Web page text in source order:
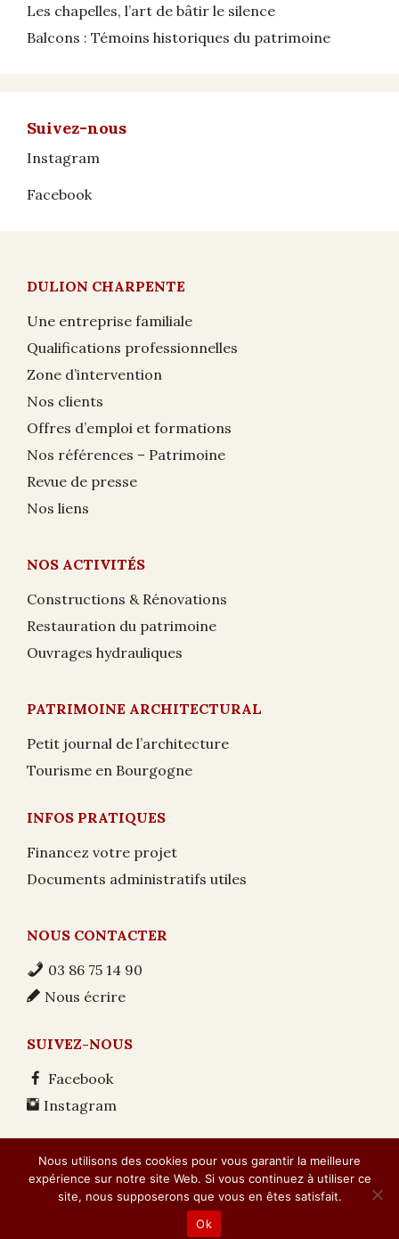
Les chapelles, l’art de bâtir le silence
Balcons : Témoins historiques du patrimoine
Suivez-nous
Instagram
Facebook
DULION CHARPENTE
Une entreprise familiale
Qualifications professionnelles
Zone d’intervention
Nos clients
Offres d’emploi et formations
Nos références – Patrimoine
Revue de presse
Nos liens
NOS ACTIVITÉS
Constructions & Rénovations
Restauration du patrimoine
Ouvrages hydrauliques
PATRIMOINE ARCHITECTURAL
Petit journal de l’architecture
Tourisme en Bourgogne
INFOS PRATIQUES
Financez votre projet
Documents administratifs utiles
NOUS CONTACTER
03 86 75 14 90
Nous écrire
SUIVEZ-NOUS
Facebook
Instagram
© 2007 / 2026 -Dulion Charpente|Mentions légales
Protection de la vie privée|Cookies| CGV
Contact
Email
Nous utilisons des cookies pour vous garantir la meilleure
expérience sur notre site Web. Si vous continuez à utiliser ce
site, nous supposerons que vous en êtes satisfait.
Ok